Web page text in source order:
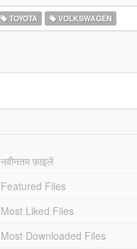
TOYOTA VOLKSWAGEN
नवीनतम फ़ाइलें
Featured Files
Most Liked Files
Most Downloaded Files